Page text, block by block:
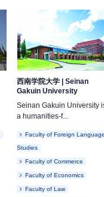
西南学院大学 |Seinan
Gakuin University
Seinan Gakuin University
a humanities-f...
Faculty of Foreign
Studies
Faculty of Commerce
Faculty of Economics
Faculty of Law